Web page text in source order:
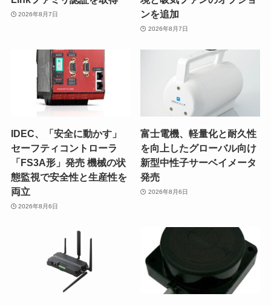
2026年8月7日
ンを追加
2026年8月7日
IDEC、「安全に動かす」
セーフティコントローラ
「FS3A形」発売 機械の状
態監視で安全性と生産性を
両立
2026年8月6日
富士電機、軽量化と耐久性
を向上したグローバル向け
新型中性子サーベイメータ
発売
2026年8月6日